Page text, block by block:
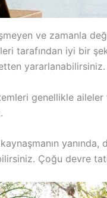
ve zamanla
tarafından iyi bir
yararlanabilirsiniz.
genellikle
Çoğu devre